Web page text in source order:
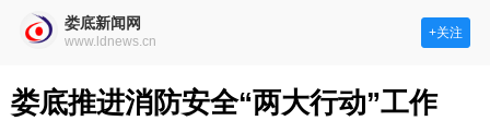
娄底新闻网
www.ldnews.cn
+关注
娄底推进消防安全“两大行动”工作